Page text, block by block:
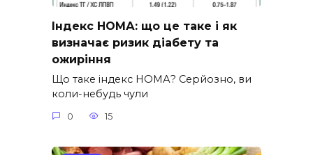
Індекс НОМА: що це таке і як
визначає ризик діабету та
ожиріння
Що таке індекс НОМА? Серйозно, ви
коли-небудь чули
0 15